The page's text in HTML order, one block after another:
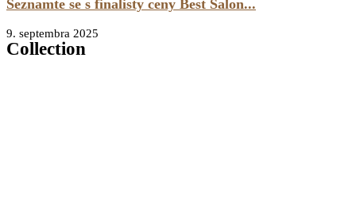
Seznamte se s finalisty ceny Best Salon...
9. septembra 2025
Collection